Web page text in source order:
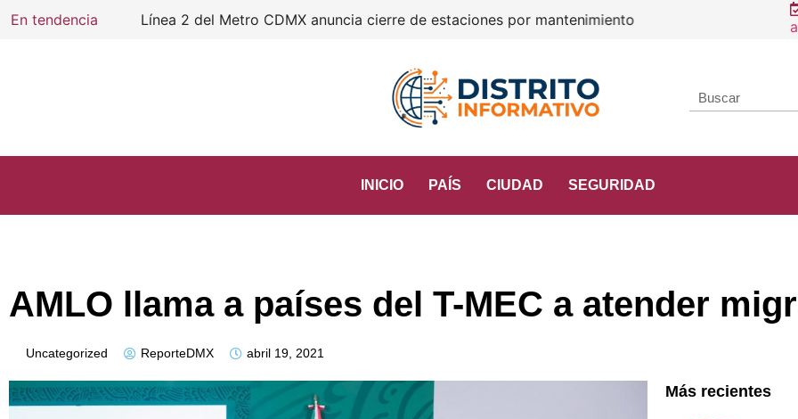
En tendencia Línea 2 del Metro CDMX anuncia cierre de estaciones por mantenimiento
INICIO PAÍS CIUDAD SEGURIDAD
AMLO llama a países del T-MEC a atender
Uncategorized ReporteDMX abril 19, 2021
Más recientes